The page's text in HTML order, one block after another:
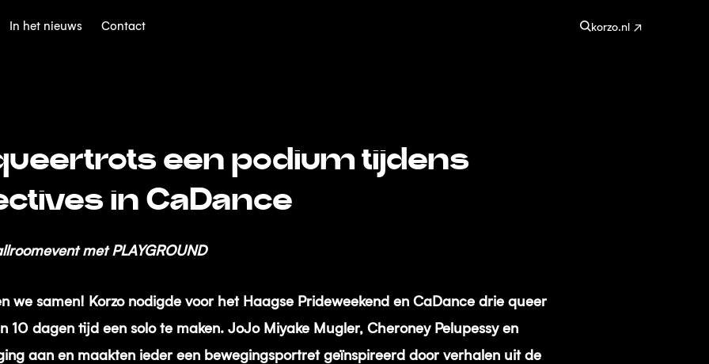
In het nieuws Contact korzo.nl
een podium tijdens
in CaDance
met PLAYGROUND
we samen! Korzo nodigde voor het Haagse Prideweekend en CaDance drie queer
10 dagen tijd een solo te maken. JoJo Miyake Mugler, Cheroney Pelupessy en
aan en maakten ieder een bewegingsportret geïnspireerd door verhalen uit de